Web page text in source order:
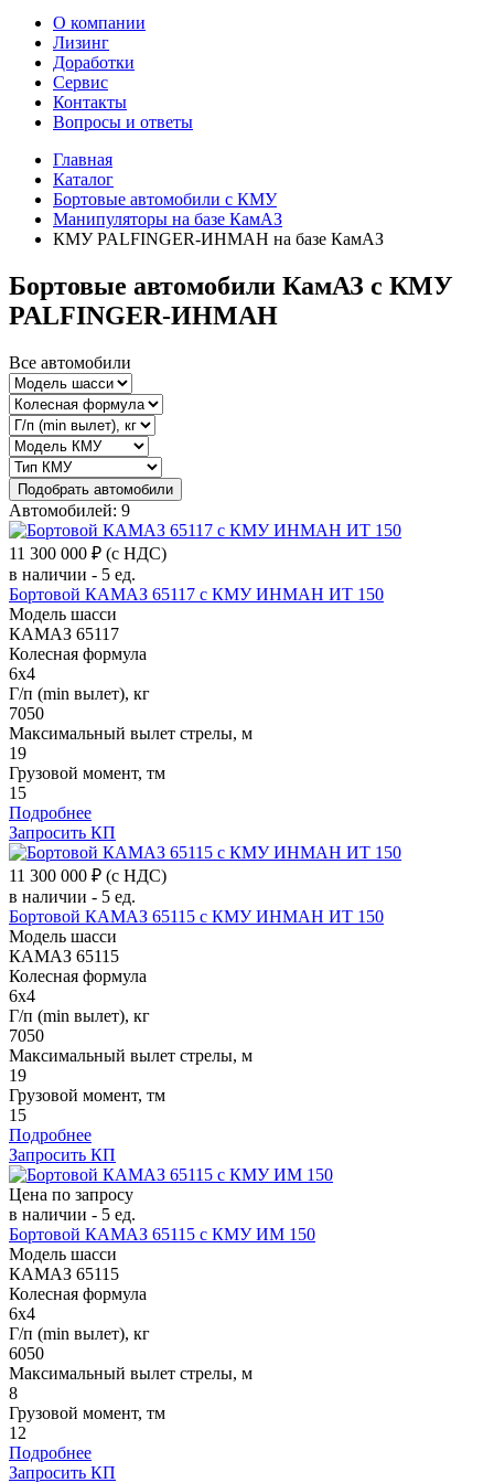
О компании
Лизинг
Доработки
Сервис
Контакты
Вопросы и ответы
Главная
Каталог
Бортовые автомобили с КМУ
Манипуляторы на базе КамАЗ
КМУ PALFINGER-ИНМАН на базе КамАЗ
Бортовые автомобили КамАЗ с КМУ
PALFINGER-ИНМАН
Все автомобили
Подобрать автомобили
Автомобилей: 9
11 300 000 ₽ (с НДС)
в наличии - 5 ед.
Бортовой КАМАЗ 65117 с КМУ ИНМАН ИТ 150
Модель шасси
КАМАЗ 65117
Колесная формула
6x4
Г/п (min вылет), кг
7050
Максимальный вылет стрелы, м
19
Грузовой момент, тм
15
Подробнее
Запросить КП
11 300 000 ₽ (с НДС)
в наличии - 5 ед.
Бортовой КАМАЗ 65115 с КМУ ИНМАН ИТ 150
Модель шасси
КАМАЗ 65115
Колесная формула
6x4
Г/п (min вылет), кг
7050
Максимальный вылет стрелы, м
19
Грузовой момент, тм
15
Подробнее
Запросить КП
Цена по запросу
в наличии - 5 ед.
Бортовой КАМАЗ 65115 c КМУ ИМ 150
Модель шасси
КАМАЗ 65115
Колесная формула
6x4
Г/п (min вылет), кг
6050
Максимальный вылет стрелы, м
8
Грузовой момент, тм
12
Подробнее
Запросить КП